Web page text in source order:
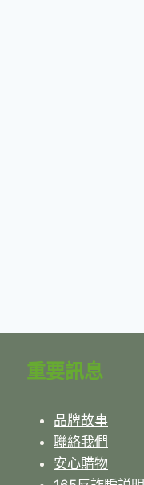
重要訊息
品牌故事
聯絡我們
安心購物